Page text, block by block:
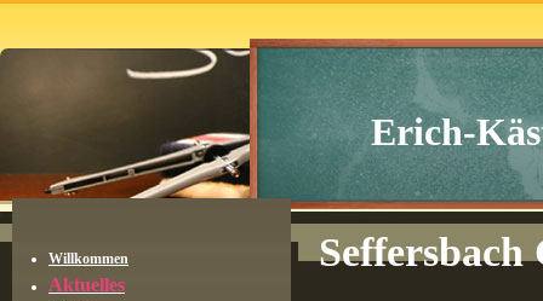
Erich-
Willkommen
Aktuelles
Seffersbach